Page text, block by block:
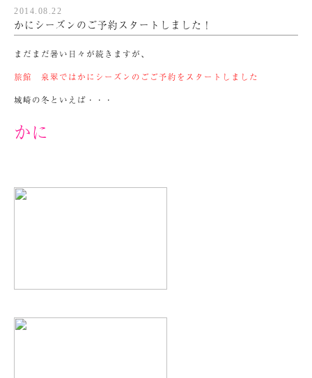
2014.08.22
かにシーズンのご予約スタートしました！
まだまだ暑い日々が続きますが、
旅館 泉翠ではかにシーズンのごご予約をスタートしました
城崎の冬といえば・・・
かに